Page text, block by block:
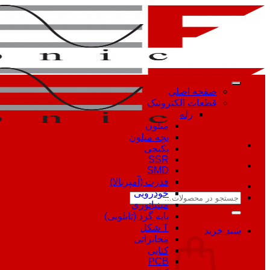
Skip
جستجو
سبد خرید
صفحه اصلی
قطعات الکترونیک
رله
میلون
بچه میلون
پکیجی
SSR
SMD
قدرت (آمپربالا)
خودرویی
مینیاتوری
پایه گرد (تابلویی)
T شکل
مخابراتی
کتابی
PCB